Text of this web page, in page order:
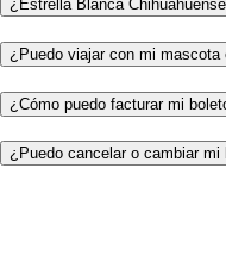
¿Estrella Blanca
¿Puedo viajar con mi
¿Cómo puedo facturar mi
¿Puedo cancelar o cambiar